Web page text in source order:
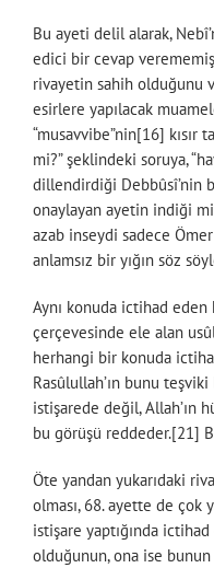
Bu ayeti delil alarak,
edici bir cevap
rivayetin sahih olduğunu
esirlere yapılacak
“musavvibe”nin[16]
mi?” şeklindeki soruya,
dillendirdiği Debbûsî’nin
onaylayan ayetin indiği mi
azab inseydi sadece
anlamsız bir yığın söz
Aynı konuda ictihad
çerçevesinde ele alan
herhangi bir konuda
Rasûlullah’ın bunu
istişarede değil, Allah’ın
bu görüşü reddeder.[21]
Öte yandan yukarıdaki
olması, 68. ayette de çok
istişare yaptığında
olduğunun, ona ise